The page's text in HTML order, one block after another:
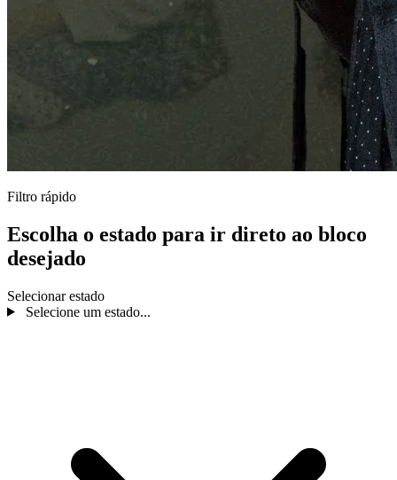
Filtro rápido
Escolha o estado para ir direto ao bloco
desejado
Selecionar estado
Selecione um estado...